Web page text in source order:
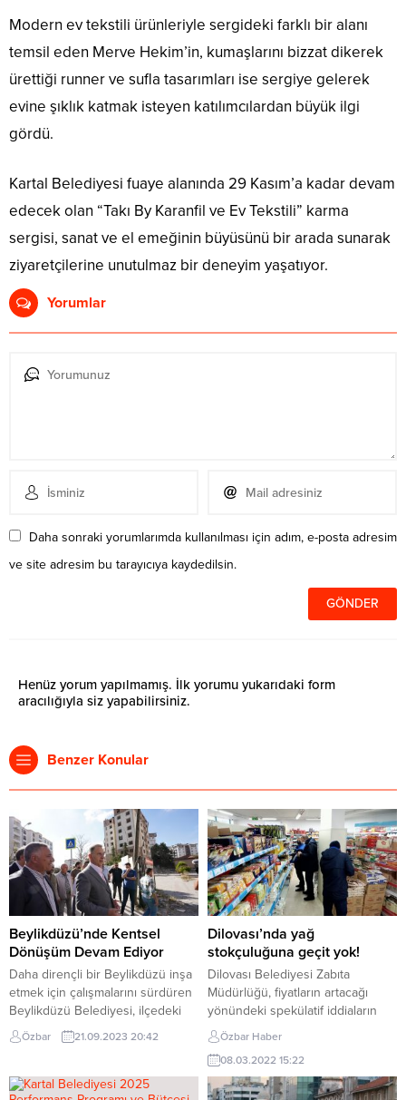
Modern ev tekstili ürünleriyle sergideki farklı bir alanı
temsil eden Merve Hekim’in, kumaşlarını bizzat dikerek
ürettiği runner ve sufla tasarımları ise sergiye gelerek
evine şıklık katmak isteyen katılımcılardan büyük ilgi
gördü.
Kartal Belediyesi fuaye alanında 29 Kasım’a kadar devam
edecek olan “Takı By Karanfil ve Ev Tekstili” karma
sergisi, sanat ve el emeğinin büyüsünü bir arada sunarak
ziyaretçilerine unutulmaz bir deneyim yaşatıyor.
Yorumlar
Daha sonraki yorumlarımda kullanılması için adım, e-posta adresim
ve site adresim bu tarayıcıya kaydedilsin.
Henüz yorum yapılmamış. İlk yorumu yukarıdaki form
aracılığıyla siz yapabilirsiniz.
Benzer Konular
Beylikdüzü’nde Kentsel
Dönüşüm Devam Ediyor
Daha dirençli bir Beylikdüzü inşa
etmek için çalışmalarını sürdüren
Beylikdüzü Belediyesi, ilçedeki
tüm kentsel dönüşüm süreçlerini
destekliyor. Adnan Kahveci
bir sitenin kentsel dönüşüm
Özbar 21.09.2023 20:42
Dilovası’nda yağ
stokçuluğuna geçit yok!
Dilovası Belediyesi Zabıta
Müdürlüğü, fiyatların artacağı
yönündeki spekülatif iddiaların
ardından stokçulara göz
açtırmamak için ilçede ki
marketlere yönelik denetimlerini
artırdı. Dilovası Belediyesi Zabıta
Özbar Haber
08.03.2022 15:22